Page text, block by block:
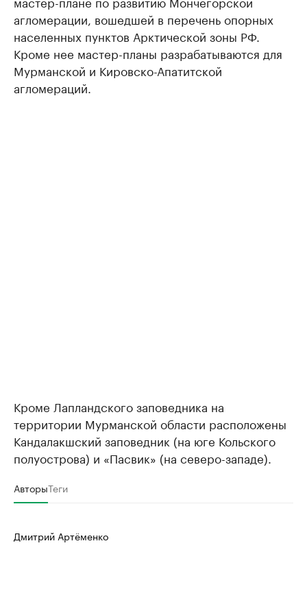
агломерации, вошедшей в перечень опорных
населенных пунктов Арктической зоны РФ.
Кроме нее мастер-планы разрабатываются для
Мурманской и Кировско-Апатитской
агломераций.
Кроме Лапландского заповедника на
территории Мурманской области расположены
Кандалакшский заповедник (на юге Кольского
полуострова) и «Пасвик» (на северо-западе).
АвторыТеги
Дмитрий Артёменко